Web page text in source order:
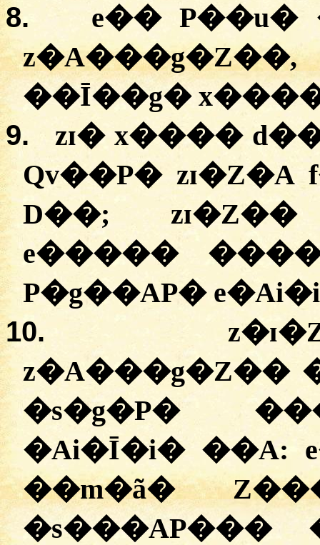
8. e�� P��u�
z�A���g�Z��
��Ī��g�
9. zɪ� x����
Qv��P� zɪ�Z�A
D��;zɪ�Z��
e��������
P�g��AP�
10.
z�A���g�Z��
�s�g�P��
�Ai�Ī�i���A:
��m�ã�
�s���AP���